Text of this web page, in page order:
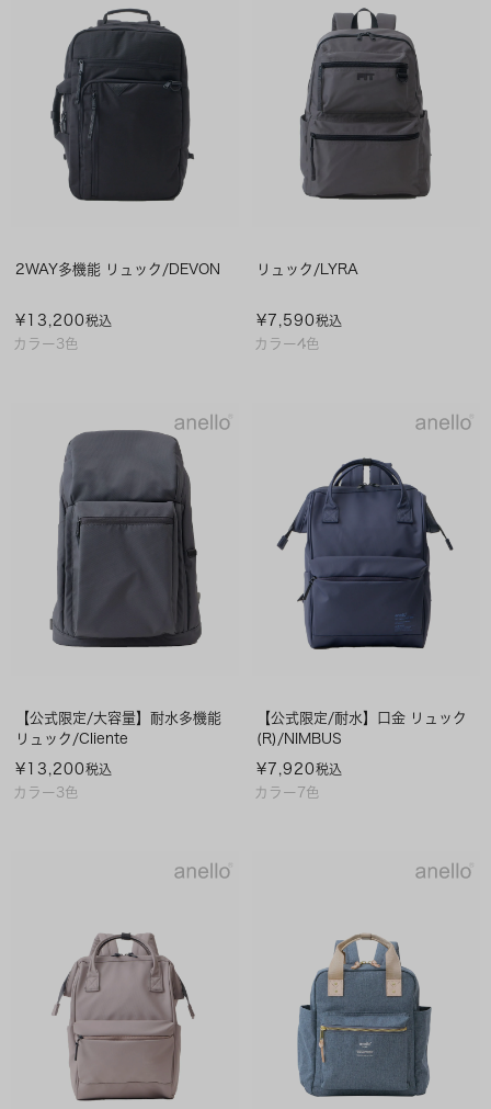
カラー3色
2WAY多機能 リュック/DEVON
¥ 13,200税込
カラー4色
リュック/LYRA
¥7,590税込
カラー3色
【公式限定/大容量】耐水多機能
リュック/Cliente
¥ 13,200税込
カラー7色
【公式限定/耐水】口金 リュック
(R)/NIMBUS
¥ 7,920税込